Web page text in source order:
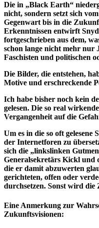
Die in „Black Earth“
nicht, sondern setzt sich
Gegenwart bis in die
Erkenntnissen entwirft
fortgeschrieben aus dem,
schon lange nicht mehr nur
Faschisten und politischen
Die Bilder, die entstehen,
Motive und erschreckende
Ich habe bisher noch kein
gelesen. Die so real
Vergangenheit auf die
Um es in die so oft gelesene
der Internetforen zu
sich die „linkslinken
Generalsekretärs Kickl und
die er damit abzuwerten
gerichteten, offen oder
durchsetzen. Sonst wird
Eine Anmerkung zur
Zukunftsvisionen: